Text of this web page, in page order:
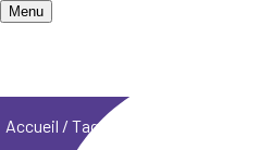
Menu
Accueil / Tags